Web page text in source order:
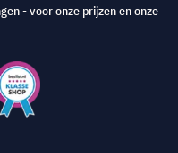
- voor onze prijzen en onze